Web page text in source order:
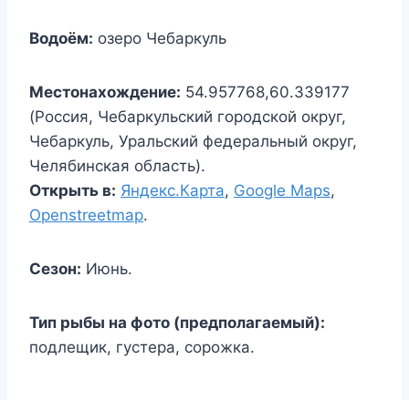
Водоём: озеро Чебаркуль
Местонахождение: 54.957768,60.339177
(Россия, Чебаркульский городской округ,
Чебаркуль, Уральский федеральный округ,
Челябинская область).
Открыть в: Яндекс.Карта, Google Maps,
Openstreetmap.
Сезон: Июнь.
Тип рыбы на фото (предполагаемый):
подлещик, густера, сорожка.